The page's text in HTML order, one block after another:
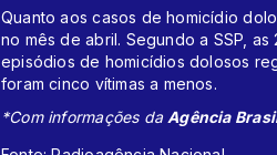
Quanto aos casos de homicídio
no mês de abril. Segundo a SSP,
episódios de homicídios dolosos
foram cinco vítimas a menos.
*Com informações da Agência